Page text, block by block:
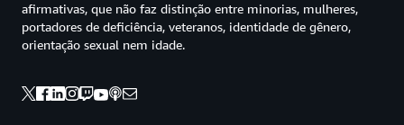
afirmativas, que não faz distinção entre minorias, mulheres,
portadores de deficiência, veteranos, identidade de gênero,
orientação sexual nem idade.